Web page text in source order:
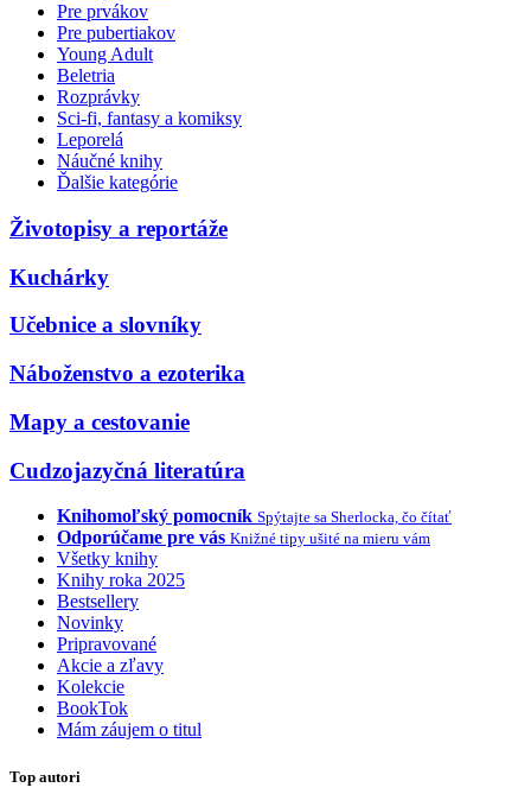
Pre prvákov
Pre pubertiakov
Young Adult
Beletria
Rozprávky
Sci-fi, fantasy a komiksy
Leporelá
Náučné knihy
Ďalšie kategórie
Životopisy a reportáže
Kuchárky
Učebnice a slovníky
Náboženstvo a ezoterika
Mapy a cestovanie
Cudzojazyčná literatúra
Knihomoľský pomocník Spýtajte sa Sherlocka, čo čítať
Odporúčame pre vás Knižné tipy ušité na mieru vám
Všetky knihy
Knihy roka 2025
Bestsellery
Novinky
Pripravované
Akcie a zľavy
Kolekcie
BookTok
Mám záujem o titul
Top autori